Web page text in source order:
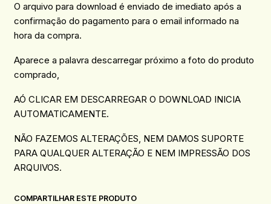
O arquivo para download é enviado de imediato após a
confirmação do pagamento para o email informado na
hora da compra.
Aparece a palavra descarregar próximo a foto do produto
comprado,
AÓ CLICAR EM DESCARREGAR O DOWNLOAD INICIA
AUTOMATICAMENTE.
NÃO FAZEMOS ALTERAÇÕES, NEM DAMOS SUPORTE
PARA QUALQUER ALTERAÇÃO E NEM IMPRESSÃO DOS
ARQUIVOS.
COMPARTILHAR ESTE PRODUTO